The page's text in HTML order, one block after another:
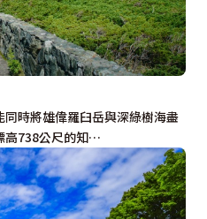
時將雄偉羅臼岳與深綠樹海盡
高738公尺的知…